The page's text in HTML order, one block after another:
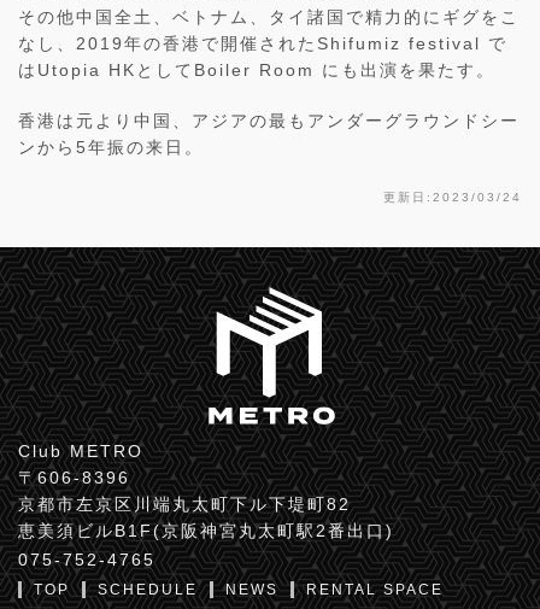
その他中国全土、ベトナム、タイ諸国で精力的にギグをこ
なし、 2019年の香港で開催された Shifumiz festival で
は Utopia HK として Boiler Room にも出演を果たす。
香港は元より中国、アジアの最もアンダーグラウンドシー
ンから 5年振の来日。
更新日:2023/03/24
Club METRO
〒606-8396
京都市左京区川端丸太町下ル下堤町82
恵美須ビルB1F(京阪神宮丸太町駅2番出口)
075-752-4765
TOP SCHEDULE NEWS
RENTAL SPACE